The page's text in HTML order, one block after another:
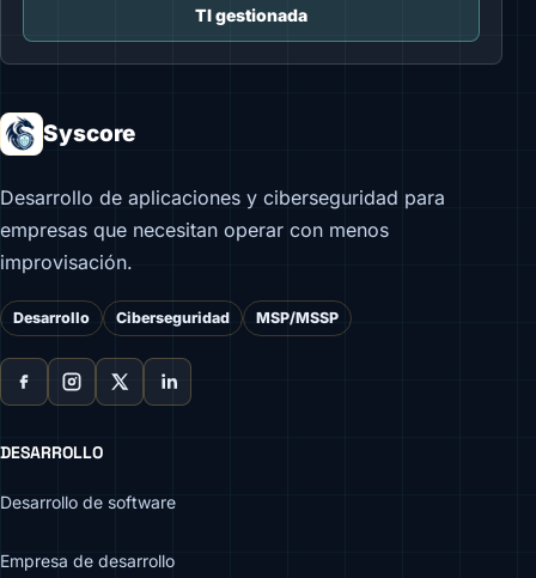
TI gestionada
Syscore
Desarrollo de aplicaciones y ciberseguridad para
empresas que necesitan operar con menos
improvisación.
Desarrollo Ciberseguridad MSP/MSSP
DESARROLLO
Desarrollo de software
Empresa de desarrollo